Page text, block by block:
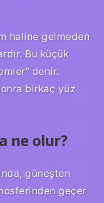
haline gelmeden
Bu küçük
denir.
birkaç yüz
ne olur?
güneşten
geçer